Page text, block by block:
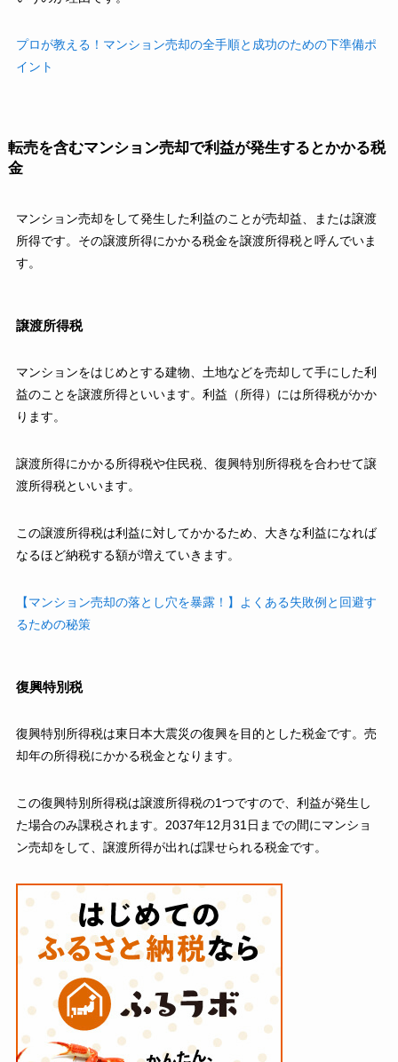
プロが教える！マンション売却の全手順と成功のための下準備ポ
イント
転売を含むマンション売却で利益が発生するとかかる税
金
マンション売却をして発生した利益のことが売却益、または譲渡
所得です。その譲渡所得にかかる税金を譲渡所得税と呼んでいま
す。
譲渡所得税
マンションをはじめとする建物、土地などを売却して手にした利
益のことを譲渡所得といいます。利益（所得）には所得税がかか
ります。
譲渡所得にかかる所得税や住民税、復興特別所得税を合わせて譲
渡所得税といいます。
この譲渡所得税は利益に対してかかるため、大きな利益になれば
なるほど納税する額が増えていきます。
【マンション売却の落とし穴を暴露！】よくある失敗例と回避す
るための秘策
復興特別税
復興特別所得税は東日本大震災の復興を目的とした税金です。売
却年の所得税にかかる税金となります。
この復興特別所得税は譲渡所得税の1つですので、利益が発生し
た場合のみ課税されます。2037年12月31日までの間にマンショ
ン売却をして、譲渡所得が出れば課せられる税金です。